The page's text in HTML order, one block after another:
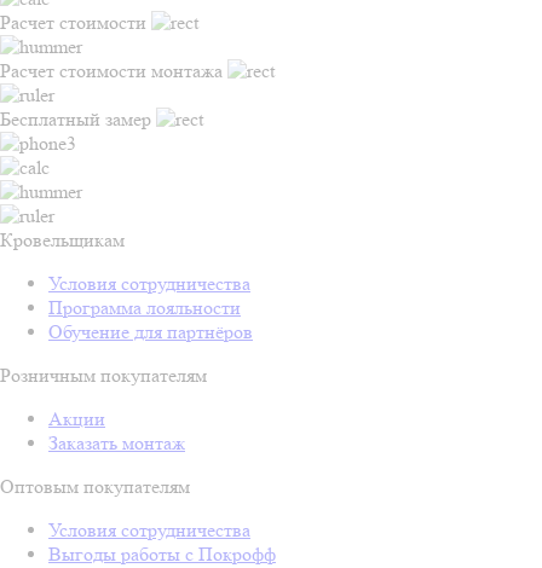
Расчет стоимости
Расчет стоимости монтажа
Бесплатный замер
Кровельщикам
Условия сотрудничества
Программа лояльности
Обучение для партнёров
Розничным покупателям
Акции
Заказать монтаж
Оптовым покупателям
Условия сотрудничества
Выгоды работы с Покрофф